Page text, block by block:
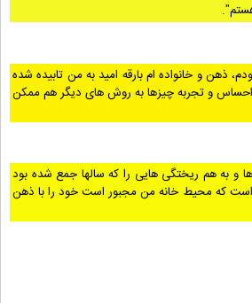
ذهن و خانواده ام بارقه امید به من تابیده شده
و تجربه چیزها به روش های دیگر هم ممکن
و به هم ریختگی هایی را که سالها جمع شده بود
که محیط خانه من مجبور است خود را با ذهن